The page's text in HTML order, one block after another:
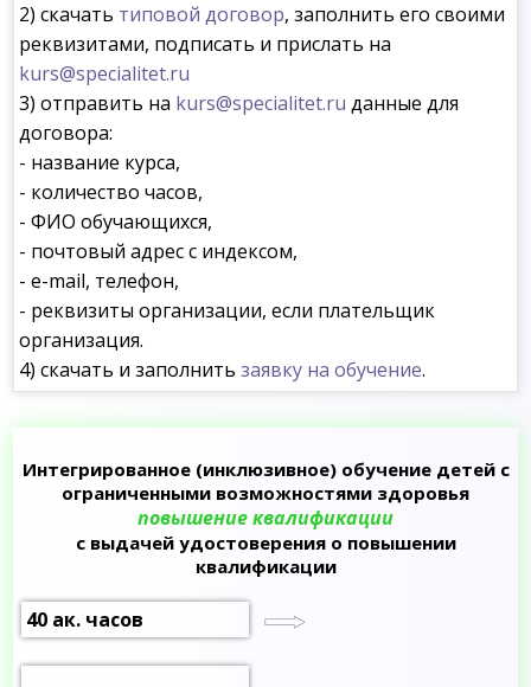
2) скачать типовой договор, заполнить его своими
реквизитами, подписать и прислать на
kurs@specialitet.ru
3) отправить на kurs@specialitet.ru данные для
договора:
- название курса,
- количество часов,
- ФИО обучающихся,
- почтовый адрес с индексом,
- e-mail, телефон,
- реквизиты организации, если плательщик
организация.
4) скачать и заполнитьзаявку на обучение.
Интегрированное (инклюзивное) обучение детей с
ограниченными возможностями здоровья
повышение квалификации
с выдачей удостоверения о повышении
квалификации
40 ак. часов